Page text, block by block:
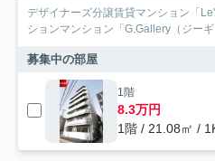
デザイナーズ分譲賃貸マンション「
ションマンション「G.Gallery（ジーギ
募集中の部屋
1階
8.3万円
1階 / 21.08㎡ /